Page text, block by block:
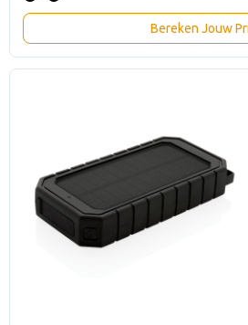
Bereken Jouw